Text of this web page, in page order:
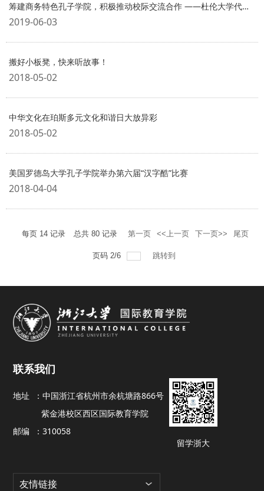
筹建商务特色孔子学院，积极推动校际交流合作 ――杜伦大学代表团访问我校
2019-06-03
搬好小板凳，快来听故事！
2018-05-02
中华文化在珀斯多元文化和谐日大放异彩
2018-05-02
美国罗德岛大学孔子学院举办第六届“汉字酷”比赛
2018-04-04
每页 14记录 总共 80记录 第一页 <<上一页 下一页>> 尾页
页码 2/6 跳转到
联系我们
地址 ：中国浙江省杭州市余杭塘路866号
紫金港校区西区国际教育学院
邮编 ：310058
留学浙大
友情链接